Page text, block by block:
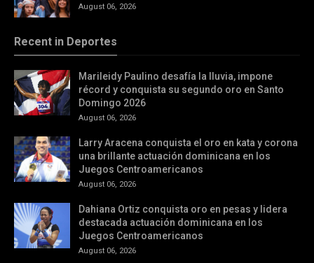
August 06, 2026
Recent in Deportes
Marileidy Paulino desafía la lluvia, impone
récord y conquista su segundo oro en Santo
Domingo 2026
August 06, 2026
Larry Aracena conquista el oro en kata y corona
una brillante actuación dominicana en los
Juegos Centroamericanos
August 06, 2026
Dahiana Ortiz conquista oro en pesas y lidera
destacada actuación dominicana en los
Juegos Centroamericanos
August 06, 2026